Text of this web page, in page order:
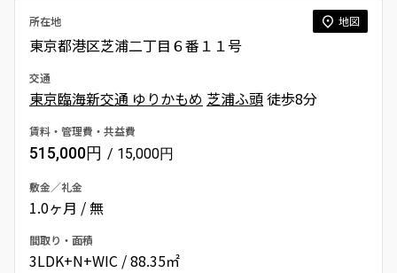
所在地 地図
東京都港区芝浦二丁目６番１１号
交通
東京臨海新交通 ゆりかもめ 芝浦ふ頭徒歩8分
賃料・管理費・共益費
515,000円 / 15,000円
敷金／礼金
1.0ヶ月 / 無
間取り・面積
3LDK+N+WIC / 88.35㎡